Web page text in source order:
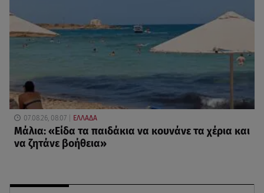
07.08.26, 08:07 ΕΛΛΑΔΑ
Μάλια: «Είδα τα παιδάκια να κουνάνε τα χέρια και
να ζητάνε βοήθεια»